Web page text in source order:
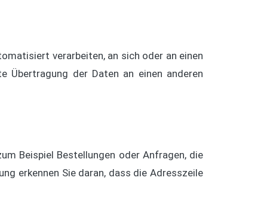
verarbeiten, an sich oder an einen
Übertragung der Daten an einen anderen
Beispiel Bestellungen oder Anfragen, die
erkennen Sie daran, dass die Adresszeile